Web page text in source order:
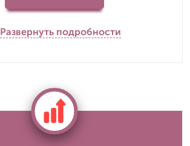
Развернуть подробности